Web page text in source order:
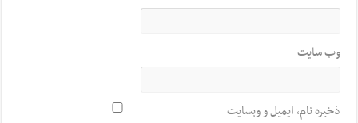
وب‌ سایت
ذخیره نام، ایمیل و وبسایت